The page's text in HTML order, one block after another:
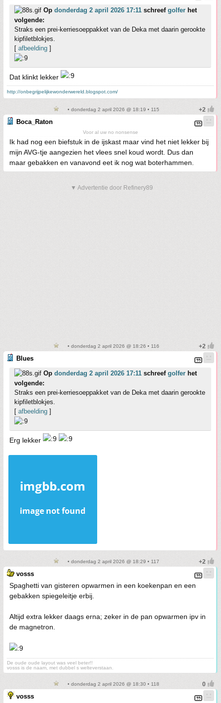
Op donderdag 2 april 2026 17:11 schreef golfer het
volgende:
Straks een prei-kerriesoeppakket van de Deka met daarin gerookte
kipfiletblokjes.
[ afbeelding ]
Dat klinkt lekker
http://onbegrijpelijkewonderwereld.blogspot.com/
• donderdag 2 april 2026 @ 18:19 • 115
Boca_Raton
Voor al uw no nonsense
Ik had nog een biefstuk in de ijskast maar vind het niet lekker bij
mijn AVG-tje aangezien het vlees snel koud wordt. Dus dan
maar gebakken en vanavond eet ik nog wat boterhammen.
▼ Advertentie door Refinery89
• donderdag 2 april 2026 @ 18:26 • 116
Blues
Op donderdag 2 april 2026 17:11 schreef golfer het
volgende:
Straks een prei-kerriesoeppakket van de Deka met daarin gerookte
kipfiletblokjes.
[ afbeelding ]
Erg lekker
• donderdag 2 april 2026 @ 18:29 • 117
vosss
Spaghetti van gisteren opwarmen in een koekenpan en een
gebakken spiegeleitje erbij.
Altijd extra lekker daags erna; zeker in de pan opwarmen ipv in
de magnetron.
De oude oude layout was veel beter!!
vosss is de naam, met dubbel s welteverstaan.
• donderdag 2 april 2026 @ 18:30 • 118
vosss